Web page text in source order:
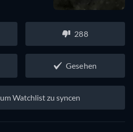
288
Gesehen
, um Watchlist zu syncen